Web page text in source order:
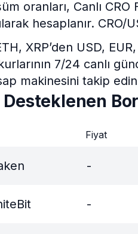
oranları, Canlı
hesaplanır.
XRP’den USD,
7/24 canlı
makinesini takip
Desteklenen
Fiyat
-
-